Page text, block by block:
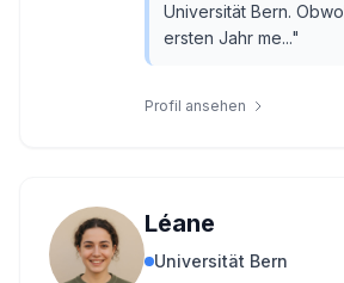
Universität Bern.
ersten Jahr me..."
Profil ansehen
Léane
Universität Bern